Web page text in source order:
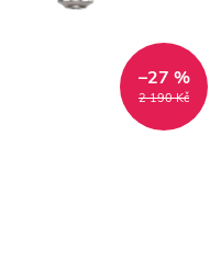
2 190 Kč
–27 %